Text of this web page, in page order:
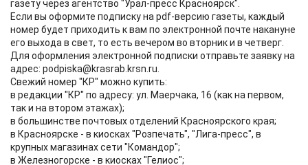
газету через агентство "Урал-пресс Красноярск".
Если вы оформите подписку на pdf-версию газеты, каждый
номер будет приходить к вам по электронной почте накануне
его выхода в свет, то есть вечером во вторник и в четверг.
Для оформления электронной подписки отправьте заявку на
адрес: podpiska@krasrab.krsn.ru.
Свежий номер "КР" можно купить:
в редакции "КР" по адресу: ул. Маерчака, 16 (как на первом,
так и на втором этажах);
в большинстве почтовых отделений Красноярского края;
в Красноярске - в киосках "Розпечать", "Лига-пресс", в
крупных магазинах сети "Командор";
в Железногорске - в киосках "Гелиос";